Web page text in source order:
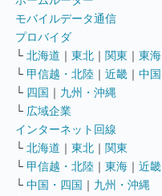
モバイルデータ通信
プロバイダ
└ 北海道 ｜ 東北 ｜ 関東 ｜ 東海
└ 甲信越・北陸 ｜ 近畿 ｜ 中国
└ 四国 ｜ 九州・沖縄
└ 広域企業
インターネット回線
└ 北海道 ｜ 東北 ｜ 関東
└ 甲信越・北陸 ｜ 東海 ｜ 近畿
└ 中国・四国 ｜ 九州・沖縄